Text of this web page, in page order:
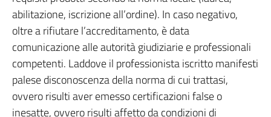
abilitazione, iscrizione all’ordine). In caso negativo,
oltre a rifiutare l’accreditamento, è data
comunicazione alle autorità giudiziarie e professionali
competenti. Laddove il professionista iscritto manifesti
palese disconoscenza della norma di cui trattasi,
ovvero risulti aver emesso certificazioni false o
inesatte, ovvero risulti affetto da condizioni di